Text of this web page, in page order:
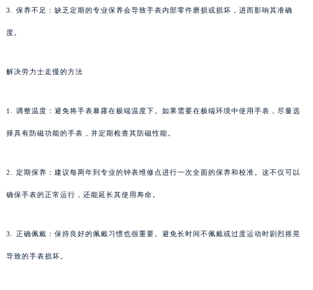
3. 保养不足：缺乏定期的专业保养会导致手表内部零件磨损或损坏，进而影响其准确
度。
解决劳力士走慢的方法
1. 调整温度：避免将手表暴露在极端温度下。如果需要在极端环境中使用手表，尽量选
择具有防磁功能的手表，并定期检查其防磁性能。
2. 定期保养：建议每两年到专业的钟表维修点进行一次全面的保养和校准。这不仅可以
确保手表的正常运行，还能延长其使用寿命。
3. 正确佩戴：保持良好的佩戴习惯也很重要。避免长时间不佩戴或过度运动时剧烈摇晃
导致的手表损坏。